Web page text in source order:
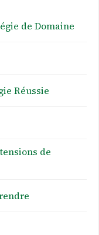
de Domaine
Réussie
de